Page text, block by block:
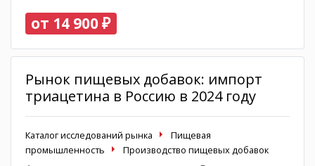
от 14 900 ₽
Рынок пищевых добавок: импорт
триацетина в Россию в 2024 году
Каталог исследований рынка
Пищевая
промышленность
Производство пищевых добавок